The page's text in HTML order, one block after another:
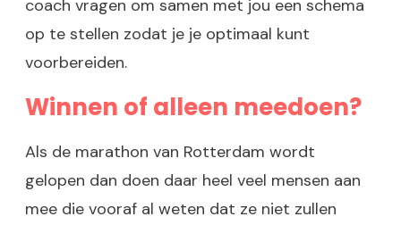
coach vragen om samen met jou een schema
op te stellen zodat je je optimaal kunt
voorbereiden.
Winnen of alleen meedoen?
Als de marathon van Rotterdam wordt
gelopen dan doen daar heel veel mensen aan
mee die vooraf al weten dat ze niet zullen